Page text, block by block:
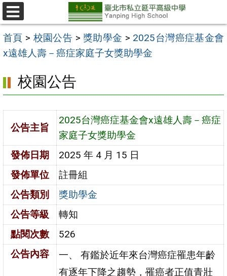
跳
至
主
要
區
選
單
首頁 > 校園公告 > 獎助學金 > 2025台灣癌症基金會
x遠雄人壽－癌症家庭子女獎助學金
校園公告
公告主旨
2025台灣癌症基金會x遠雄人壽－癌症
家庭子女獎助學金
發佈日期
2025 年 4 月 15 日
發佈單位
註冊組
公告類別
獎助學金
公告等級
轉知
點閱次數
526
公告內容
一、 有鑑於近年來台灣癌症罹患年齡
有逐年下降之趨勢，罹癌者正值青壯